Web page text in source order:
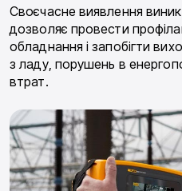
Своєчасне виявлення
дозволяє провести
обладнання і запобігти
з ладу, порушень в
втрат.